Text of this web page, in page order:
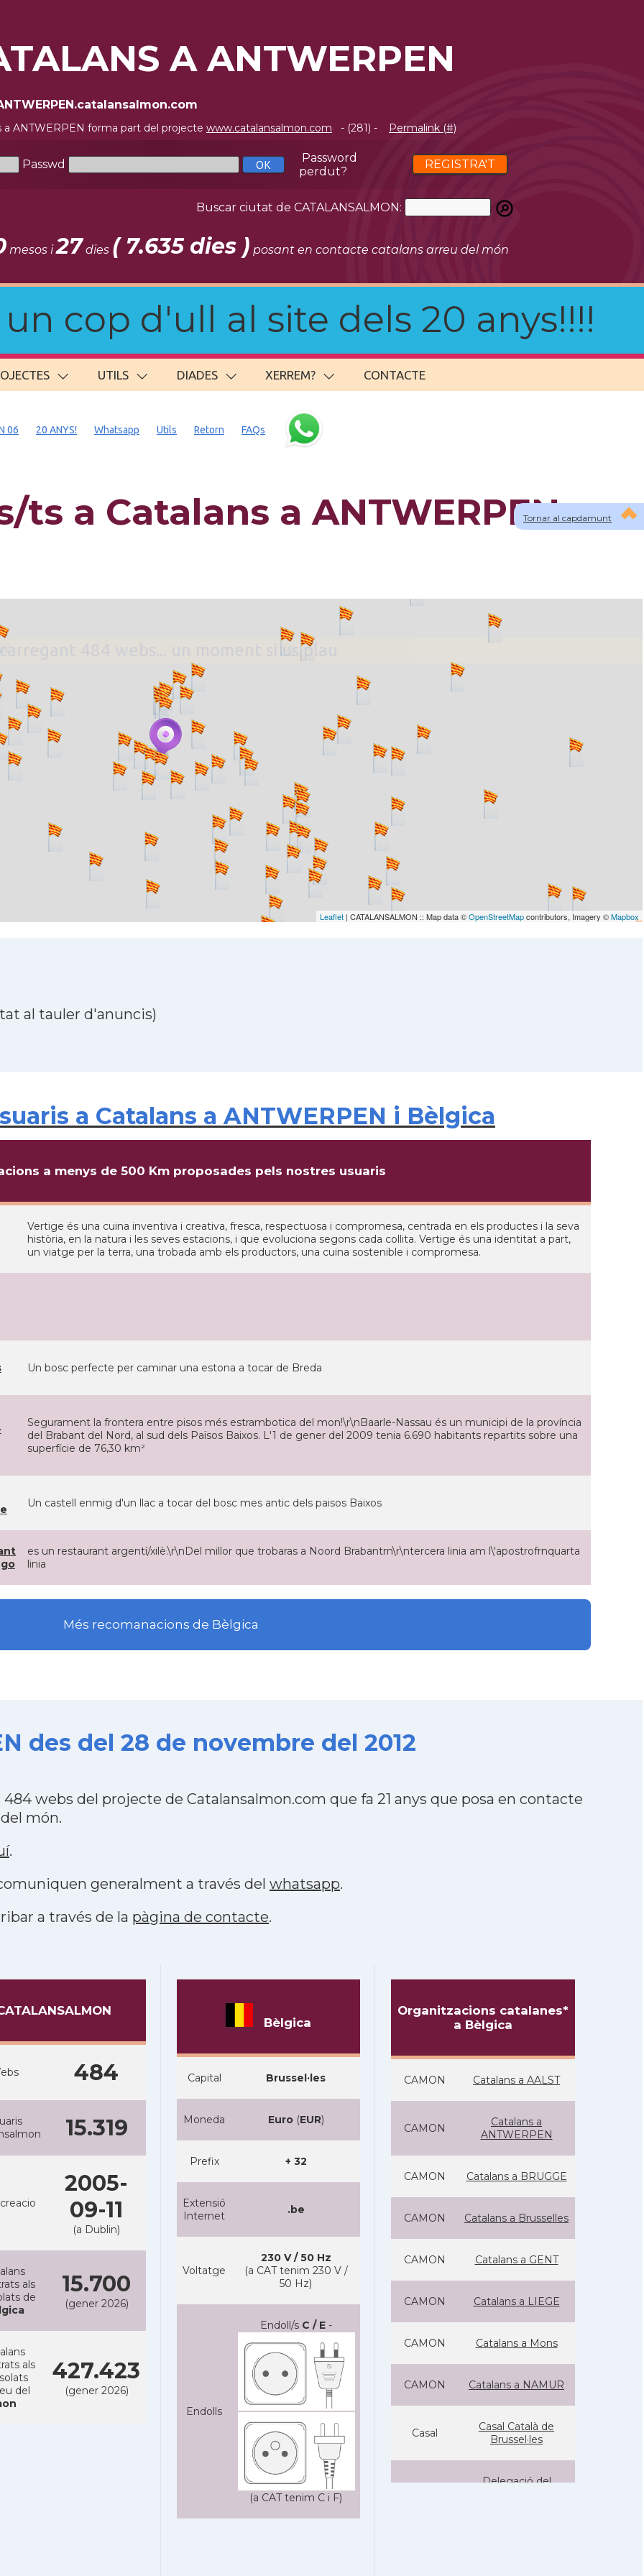
A ANTWERPEN
a ANTWERPEN forma part del projecte www.catalansalmon.com - (281) - Permalink (#)
Passwd
Password
perdut?
REGISTRA'T
Buscar ciutat de CATALANSALMON:
mesos i27 dies ( 7.635 dies ) posant en contacte catalans arreu del món
cop d'ull al site dels 20 anys!!!!
UTILS DIADES XERREM? CONTACTE
Tornar al capdamunt
06 20 ANYS! Whatsapp Utils Retorn FAQs
a Catalans a ANTWERPEN
484 webs... un moment si us plau
Leaflet | CATALANSALMON :: Map data ©OpenStreetMapcontributors, Imagery ©Mapbox
al tauler d'anuncis)
a Catalans a ANTWERPEN i Bèlgica
a menys de 500 Km proposades pels nostres usuaris
Vertige és una cuina inventiva i creativa, fresca, respectuosa i compromesa, centrada en els productes i la seva
història, en la natura i les seves estacions, i que evoluciona segons cada collita. Vertige és una identitat a part,
un viatge per la terra, una trobada amb els productors, una cuina sostenible i compromesa.
Un bosc perfecte per caminar una estona a tocar de Breda
Segurament la frontera entre pisos més estrambotica del mon!\r\nBaarle-Nassau és un municipi de la província
del Brabant del Nord, al sud dels Països Baixos. L'1 de gener del 2009 tenia 6.690 habitants repartits sobre una
superfície de 76,30 km²
Un castell enmig d'un llac a tocar del bosc mes antic dels paisos Baixos
es un restaurant argentí/xilè.\r\nDel millor que trobaras a Noord Brabantrn\r\ntercera linia am l\'apostrofrnquarta
linia
Més recomanacions de Bèlgica
des del 28 de novembre del 2012
webs del projecte de Catalansalmon.com que fa 21 anys que posa en contacte
món.
.
generalment a través del whatsapp.
a través de la pàgina de contacte.
484
15.319
2005-
09-11
(a Dublin)
als
de
15.700
(gener 2026)
als
del
427.423
(gener 2026)
Bèlgica
Capital Brussel·les
Moneda Euro(EUR)
Prefix + 32
Extensió
Internet
.be
Voltatge
230 V / 50 Hz
(a CAT tenim 230 V /
50 Hz)
Endolls
Endoll/s C / E-
(a CAT tenim C i F)
Organitzacions catalanes*
a Bèlgica
CAMON Catalans a AALST
CAMON
Catalans a
ANTWERPEN
CAMON Catalans a BRUGGE
CAMON Catalans a Brusselles
CAMON Catalans a GENT
CAMON Catalans a LIEGE
CAMON Catalans a Mons
CAMON Catalans a NAMUR
Casal
Casal Català de
Brussel·les
Delegació del